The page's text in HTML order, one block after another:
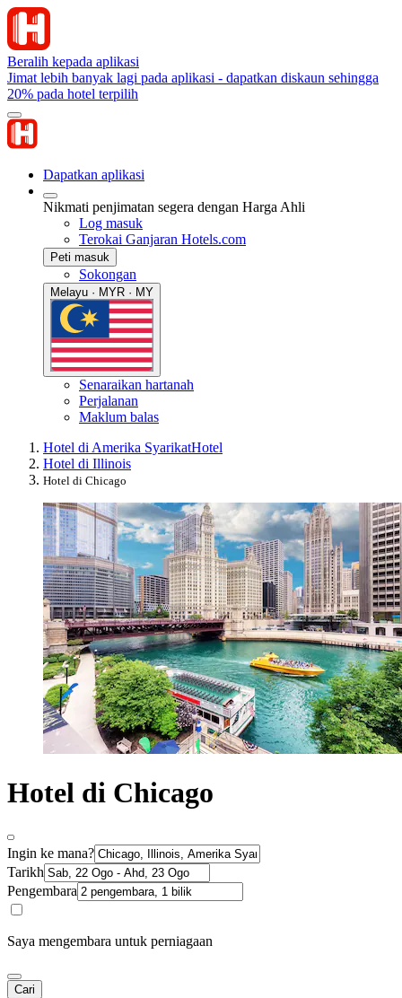
Beralih kepada aplikasi
Jimat lebih banyak lagi pada aplikasi - dapatkan diskaun sehingga
20% pada hotel terpilih
Dapatkan aplikasi
Nikmati penjimatan segera dengan Harga Ahli
Log masuk
Terokai Ganjaran Hotels.com
Peti masuk
Sokongan
Melayu · MYR · MY
Senaraikan hartanah
Perjalanan
Maklum balas
Hotel di Amerika SyarikatHotel
Hotel di Illinois
Hotel di Chicago
Hotel di Chicago
Ingin ke mana?
Tarikh
Pengembara
Saya mengembara untuk perniagaan
Cari